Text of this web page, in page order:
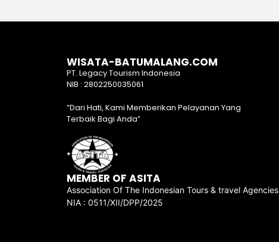
WISATA-BATUMALANG.COM
PT. Legacy Tourism Indonesia
NIB : 2802250035061
“Dari Hati, Kami Memberikan Pelayanan Yang
Terbaik Bagi Anda”
MEMBER OF ASITA
Association Of The Indonesian Tours & travel Agencies
NIA : 0511/XII/DPP/2025